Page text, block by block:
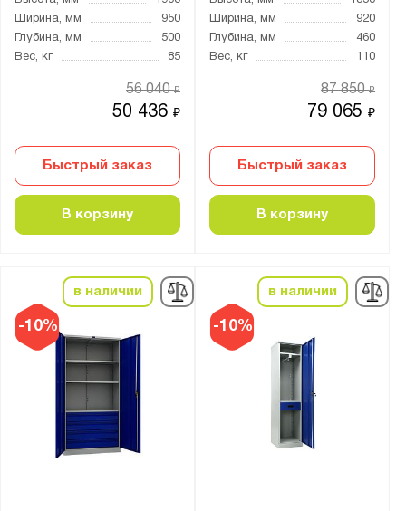
Ширина, мм
950
Глубина, мм
500
Вес, кг
85
50 436₽
56 040₽
Быстрый заказ
В корзину
Ширина, мм
920
Глубина, мм
460
Вес, кг
110
79 065₽
87 850₽
Быстрый заказ
В корзину
-10%
в наличии
-10%
в наличии